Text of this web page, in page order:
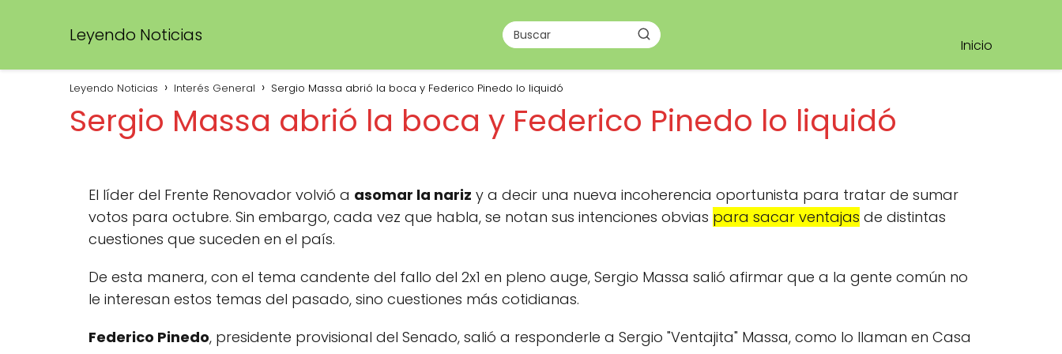
Leyendo Noticias Inicio
Leyendo Noticias Interés General Sergio Massa abrió la boca y Federico Pinedo lo liquidó
Sergio Massa abrió la boca y Federico Pinedo lo liquidó
El líder del Frente Renovador volvió a asomar la nariz y a decir una nueva incoherencia oportunista para tratar de sumar
votos para octubre. Sin embargo, cada vez que habla, se notan sus intenciones obvias para sacar ventajas de distintas
cuestiones que suceden en el país.
De esta manera, con el tema candente del fallo del 2x1 en pleno auge, Sergio Massa salió afirmar que a la gente común no
le interesan estos temas del pasado, sino cuestiones más cotidianas.
Federico Pinedo, presidente provisional del Senado, salió a responderle a Sergio "Ventajita" Massa, como lo llaman en Casa